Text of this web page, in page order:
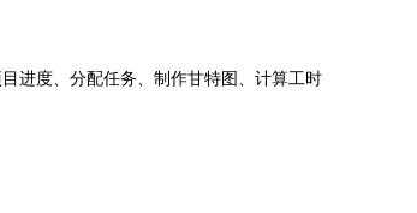
进度、分配任务、制作甘特图、计算工时